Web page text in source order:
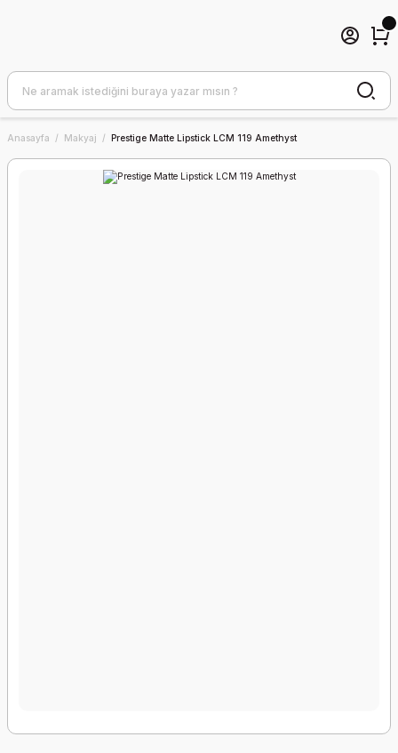
Anasayfa Makyaj Prestige Matte Lipstick LCM 119 Amethyst